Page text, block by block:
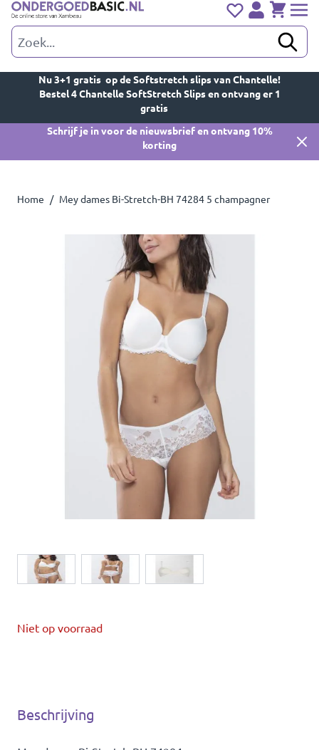
Ga naar de inhoud Verlanglijst
Cart
Nu 3+1 gratis op de Softstretch slips van Chantelle!
Bestel 4 Chantelle SoftStretch Slips en ontvang er 1
gratis
Schrijf je in voor de nieuwsbrief en ontvang 10%
korting
Home / Mey dames Bi-Stretch-BH 74284 5 champagner
View larger imageView larger image
Niet op voorraad
Beschrijving